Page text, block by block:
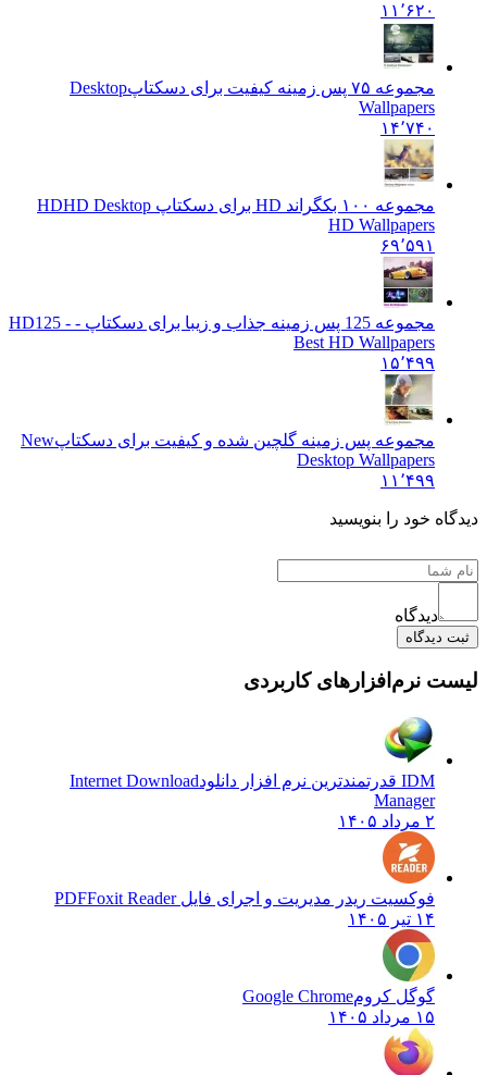
۱۱٬۶۲۰
مجموعه ۷۵ پس زمینه کیفیت برای دسکتاپ
Desktop
Wallpapers
۱۴٬۷۴۰
مجموعه ۱۰۰ بکگراند HD برای دسکتاپ HD
HD Desktop
HD Wallpapers
۶۹٬۵۹۱
مجموعه 125 پس زمینه جذاب و زیبا برای دسکتاپ - HD
125 -
Best HD Wallpapers
۱۵٬۴۹۹
مجموعه پس زمینه گلچین شده و کیفیت برای دسکتاپNew
Desktop Wallpapers
۱۱٬۴۹۹
خود را بنویسید
دیدگاه
ثبت دیدگاه
نرم‌افزارهای کاربردی
IDM قدرتمندترین نرم افزار دانلود
Internet Download
Manager
فوکسیت ریدر مدیریت و اجرای فایل PDF Foxit Reader
۱۴ تیر ۱۴۰۵
گوگل کرومGoogle Chrome
۱۵ مرداد ۱۴۰۵